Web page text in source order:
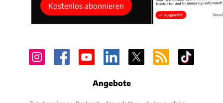
Kostenlos abonnieren
Angebote